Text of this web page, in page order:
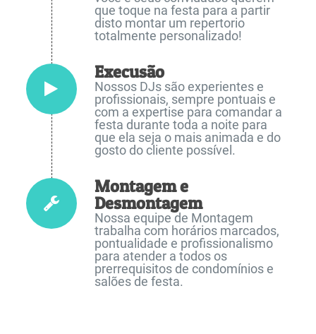
que toque na festa para a partir
disto montar um repertorio
totalmente personalizado!
Execusão
Nossos DJs são experientes e
profissionais, sempre pontuais e
com a expertise para comandar a
festa durante toda a noite para
que ela seja o mais animada e do
gosto do cliente possível.
Montagem e
Desmontagem
Nossa equipe de Montagem
trabalha com horários marcados,
pontualidade e profissionalismo
para atender a todos os
prerrequisitos de condomínios e
salões de festa.